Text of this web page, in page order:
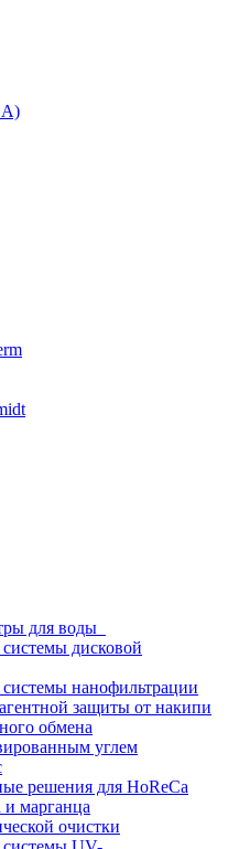
для воды
дисковой
нанофильтрации
защиты от накипи
обмена
углем
решения для HoReCa
и марганца
очистки